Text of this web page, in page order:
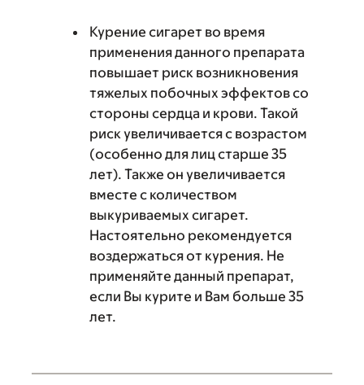
Курение сигарет во время
применения данного препарата
повышает риск возникновения
тяжелых побочных эффектов со
стороны сердца и крови. Такой
риск увеличивается с возрастом
(особенно для лиц старше 35
лет). Также он увеличивается
вместе с количеством
выкуриваемых сигарет.
Настоятельно рекомендуется
воздержаться от курения. Не
применяйте данный препарат,
если Вы курите и Вам больше 35
лет.